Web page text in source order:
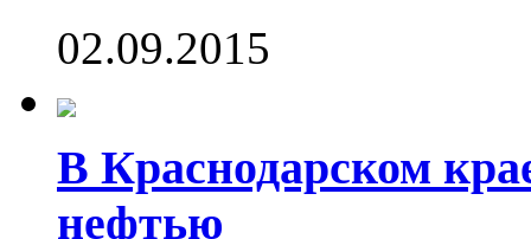
02.09.2015
В Краснодарском
нефтью